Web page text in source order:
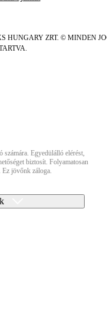
HUNGARY ZRT. © MINDEN
Egyedülálló elérést,
biztosít. Folyamatosan
Ez jövőnk záloga.